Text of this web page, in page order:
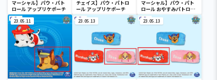
マーシャル】パウ・パト
ロール アップリケポーチ
チェイス】パウ・パトロ
ール アップリケポーチ
マーシャル】パウ・パト
ロール おやすみパトロー
ルBIGぬいぐるみ
23.05.11 23.05.13 23.05.13